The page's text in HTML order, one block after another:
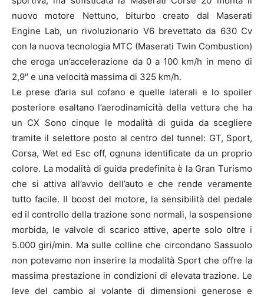
nuovo motore Nettuno, biturbo creato dal Maserati
Engine Lab, un rivoluzionario V6 brevettato da 630 Cv
con la nuova tecnologia MTC (Maserati Twin Combustion)
che eroga un’accelerazione da 0 a 100 km/h in meno di
2,9″ e una velocità massima di 325 km/h.
Le prese d’aria sul cofano e quelle laterali e lo spoiler
posteriore esaltano l’aerodinamicità della vettura che ha
un CX Sono cinque le modalità di guida da scegliere
tramite il selettore posto al centro del tunnel: GT, Sport,
Corsa, Wet ed Esc off, ognuna identificate da un proprio
colore. La modalità di guida predefinita è la Gran Turismo
che si attiva all’avvio dell’auto e che rende veramente
tutto facile. Il boost del motore, la sensibilità del pedale
ed il controllo della trazione sono normali, la sospensione
morbida, le valvole di scarico attive, aperte solo oltre i
5.000 giri/min. Ma sulle colline che circondano Sassuolo
non potevamo non inserire la modalità Sport che offre la
massima prestazione in condizioni di elevata trazione. Le
leve del cambio al volante di dimensioni generose e